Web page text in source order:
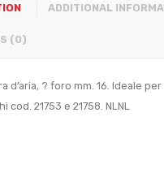
ADDITIONAL
(0)
d’aria, ? foro mm. 16. Ideale
cod. 21753 e 21758. NLNL